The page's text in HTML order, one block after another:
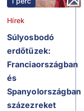
Hírek
Súlyosbodó
erdőtüzek:
Franciaországban
és
Spanyolországban
százezreket